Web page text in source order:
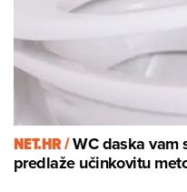
NET.HR /WC daska vam
predlaže učinkovitu